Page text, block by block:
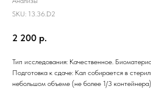
SKU: 13.36.D2
2 200 р.
Тип исследования: Качественное.
Подготовка к сдаче: Кал собирается в
небольшом объеме (не более 1/3